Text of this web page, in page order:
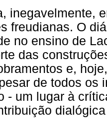
inegavelmente,
freudianas. O
no ensino de
das
e,
de todos os
- um lugar à